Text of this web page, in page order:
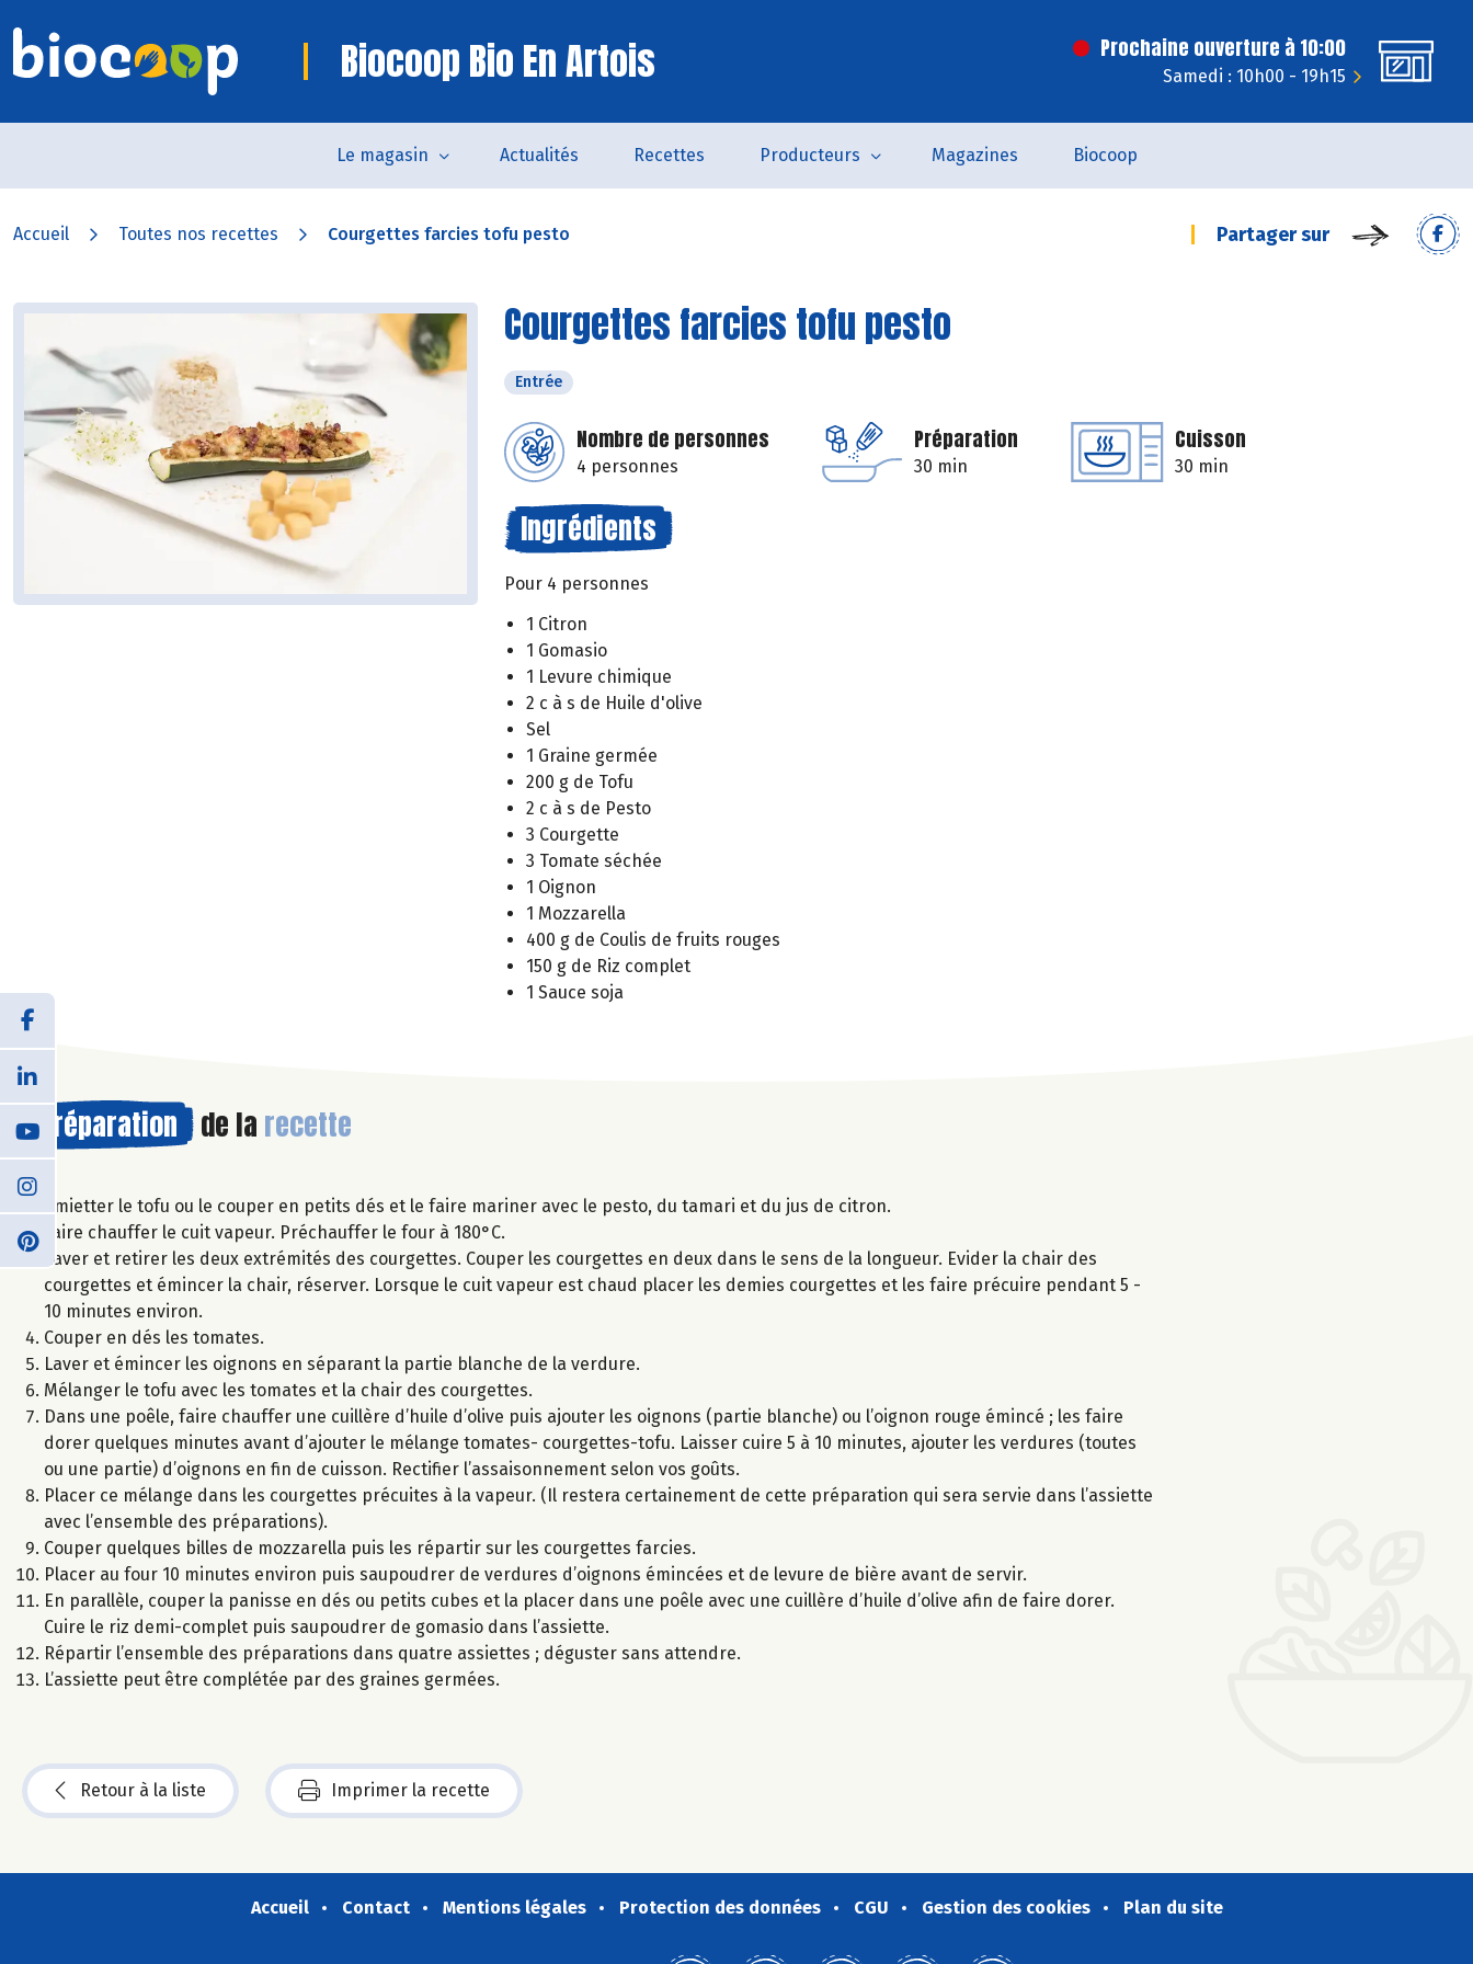
Biocoop Bio En Artois Prochaine ouverture à 10:00
Samedi : 10h00 - 19h15
Le magasin Actualités Recettes Producteurs Magazines Biocoop
Accueil Toutes nos recettes Courgettes farcies tofu pesto Partager sur
Courgettes farcies tofu pesto
Entrée
Nombre de personnes
4 personnes
Préparation
30 min
Cuisson
30 min
Ingrédients
Pour 4 personnes
1 Citron
1 Gomasio
1 Levure chimique
2 c à s de Huile d'olive
Sel
1 Graine germée
200 g de Tofu
2 c à s de Pesto
3 Courgette
3 Tomate séchée
1 Oignon
1 Mozzarella
400 g de Coulis de fruits rouges
150 g de Riz complet
1 Sauce soja
Préparation de la recette
Emietter le tofu ou le couper en petits dés et le faire mariner avec le pesto, du tamari et du jus de citron.
Faire chauffer le cuit vapeur. Préchauffer le four à 180°C.
Laver et retirer les deux extrémités des courgettes. Couper les courgettes en deux dans le sens de la longueur. Evider la chair des
courgettes et émincer la chair, réserver. Lorsque le cuit vapeur est chaud placer les demies courgettes et les faire précuire pendant 5 -
10 minutes environ.
Couper en dés les tomates.
Laver et émincer les oignons en séparant la partie blanche de la verdure.
Mélanger le tofu avec les tomates et la chair des courgettes.
Dans une poêle, faire chauffer une cuillère d’huile d’olive puis ajouter les oignons (partie blanche) ou l’oignon rouge émincé ; les faire
dorer quelques minutes avant d’ajouter le mélange tomates- courgettes-tofu. Laisser cuire 5 à 10 minutes, ajouter les verdures (toutes
ou une partie) d’oignons en fin de cuisson. Rectifier l’assaisonnement selon vos goûts.
Placer ce mélange dans les courgettes précuites à la vapeur. (Il restera certainement de cette préparation qui sera servie dans l’assiette
avec l’ensemble des préparations).
Couper quelques billes de mozzarella puis les répartir sur les courgettes farcies.
Placer au four 10 minutes environ puis saupoudrer de verdures d’oignons émincées et de levure de bière avant de servir.
En parallèle, couper la panisse en dés ou petits cubes et la placer dans une poêle avec une cuillère d’huile d’olive afin de faire dorer.
Cuire le riz demi-complet puis saupoudrer de gomasio dans l’assiette.
Répartir l’ensemble des préparations dans quatre assiettes ; déguster sans attendre.
L’assiette peut être complétée par des graines germées.
Retour à la liste Imprimer la recette
Accueil Contact Mentions légales Protection des données CGU Gestion des cookies Plan du site